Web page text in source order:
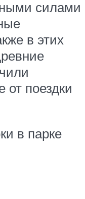
силами
в этих
от поездки
в парке